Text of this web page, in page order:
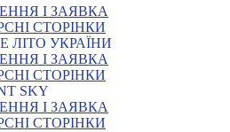
І ЗАЯВКА
СТОРІНКИ
ЛІТО УКРАЇНИ
І ЗАЯВКА
СТОРІНКИ
SKY
І ЗАЯВКА
СТОРІНКИ